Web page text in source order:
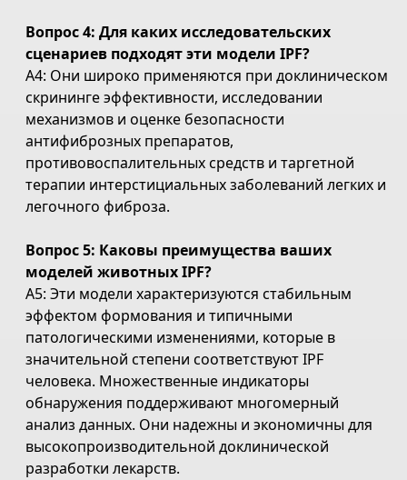
Вопрос 4: Для каких исследовательских
сценариев подходят эти модели IPF?
A4: Они широко применяются при доклиническом
скрининге эффективности, исследовании
механизмов и оценке безопасности
антифиброзных препаратов,
противовоспалительных средств и таргетной
терапии интерстициальных заболеваний легких и
легочного фиброза.
Вопрос 5: Каковы преимущества ваших
моделей животных IPF?
A5: Эти модели характеризуются стабильным
эффектом формования и типичными
патологическими изменениями, которые в
значительной степени соответствуют IPF
человека. Множественные индикаторы
обнаружения поддерживают многомерный
анализ данных. Они надежны и экономичны для
высокопроизводительной доклинической
разработки лекарств.